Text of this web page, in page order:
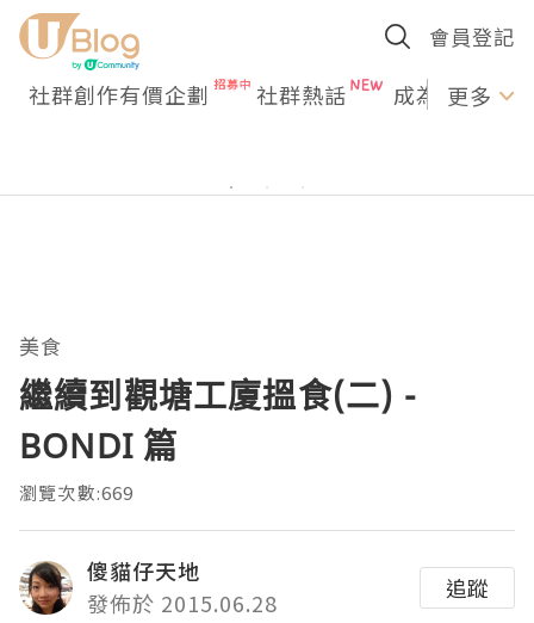
會員登記
社群創作有價企劃 社群熱話 成為U更多
美食
繼續到觀塘工廈搵食(二) -
BONDI 篇
瀏覽次數:669
傻貓仔天地
發佈於 2015.06.28
追蹤